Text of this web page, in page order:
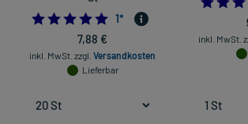
5.0
1*
7,88 €
inkl. MwSt. zzgl. Versandkosten
Lieferbar
inkl. MwSt.